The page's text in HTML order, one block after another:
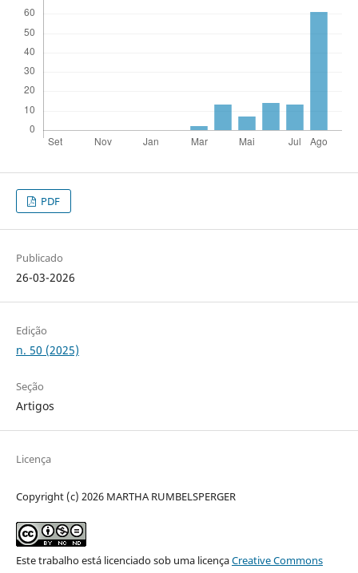
PDF
Publicado
26-03-2026
Edição
n. 50 (2025)
Seção
Artigos
Licença
Copyright (c) 2026 MARTHA RUMBELSPERGER
Este trabalho está licenciado sob uma licençaCreative Commons